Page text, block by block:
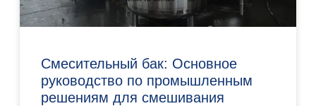
Смесительный бак: Основное
руководство по промышленным
решениям для смешивания